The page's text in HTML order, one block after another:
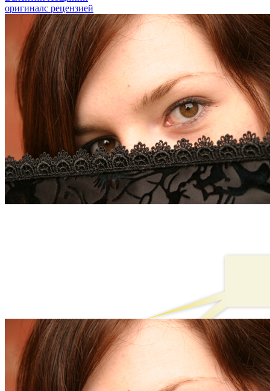
оригиналс рецензией